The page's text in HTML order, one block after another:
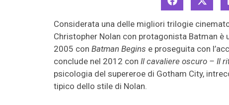
Considerata una delle migliori trilogie
Christopher Nolan con protagonista Batman è
2005 con Batman Begins e proseguita con
conclude nel 2012 con Il cavaliere oscuro – Il
psicologia del supereroe di Gotham City,
tipico dello stile di Nolan.